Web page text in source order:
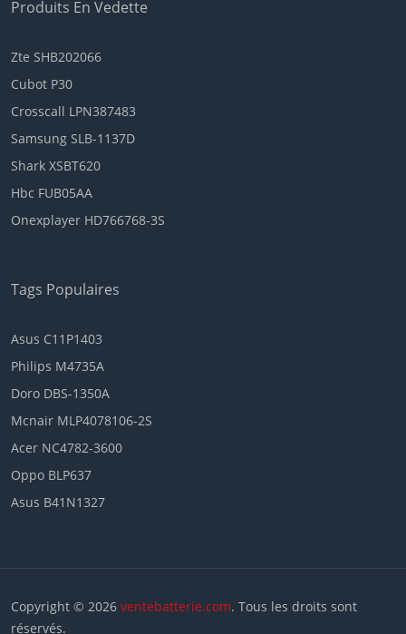
Produits En Vedette
Zte SHB202066
Cubot P30
Crosscall LPN387483
Samsung SLB-1137D
Shark XSBT620
Hbc FUB05AA
Onexplayer HD766768-3S
Tags Populaires
Asus C11P1403
Philips M4735A
Doro DBS-1350A
Mcnair MLP4078106-2S
Acer NC4782-3600
Oppo BLP637
Asus B41N1327
Copyright © 2026 ventebatterie.com. Tous les droits sont
réservés.